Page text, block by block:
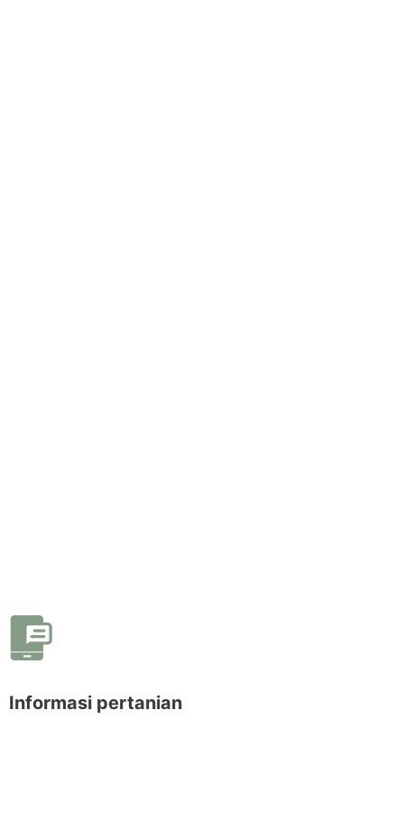
Informasi pertanian